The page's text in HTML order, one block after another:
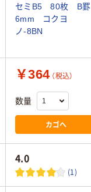
セミB5 80枚 B罫
6mm コクヨ
ノ-8BN
￥364 （税込）
数量
カゴへ
4.0
(1)